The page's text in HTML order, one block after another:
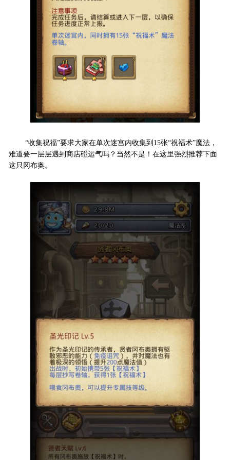
“收集祝福”要求大家在单次迷宫内收集到15张“祝福术”魔法，
难道要一层层遇到商店碰运气吗？当然不是！在这里强烈推荐下面
这只冈布奥。